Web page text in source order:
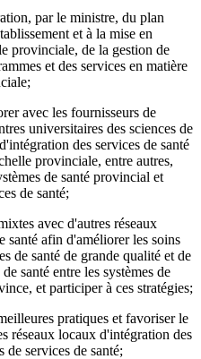
par le ministre, du plan
et à la mise en
provinciale, de la gestion de
et des services en matière
avec les fournisseurs de
universitaires des sciences de
des services de santé
provinciale, entre autres,
de santé provincial et
de santé;
avec d'autres réseaux
santé afin d'améliorer les soins
de santé de grande qualité et de
santé entre les systèmes de
et participer à ces stratégies;
pratiques et favoriser le
réseaux locaux d'intégration des
de services de santé;